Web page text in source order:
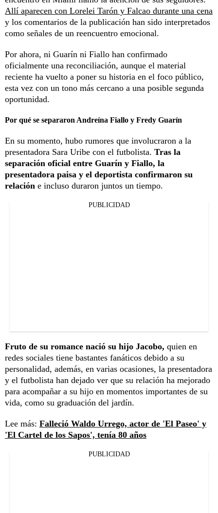
Allí aparecen con Lorelei Tarón y Falcao durante una cena
y los comentarios de la publicación han sido interpretados
como señales de un reencuentro emocional.
Por ahora, ni Guarín ni Fiallo han confirmado
oficialmente una reconciliación, aunque el material
reciente ha vuelto a poner su historia en el foco público,
esta vez con un tono más cercano a una posible segunda
oportunidad.
Por qué se separaron Andreína Fiallo y Fredy Guarín
En su momento, hubo rumores que involucraron a la
presentadora Sara Uribe con el futbolista. Tras la
separación oficial entre Guarín y Fiallo, la
presentadora paisa y el deportista confirmaron su
relación e incluso duraron juntos un tiempo.
PUBLICIDAD
Fruto de su romance nació su hijo Jacobo, quien en
redes sociales tiene bastantes fanáticos debido a su
personalidad, además, en varias ocasiones, la presentadora
y el futbolista han dejado ver que su relación ha mejorado
para acompañar a su hijo en momentos importantes de su
vida, como su graduación del jardín.
Lee más: Falleció Waldo Urrego, actor de 'El Paseo' y
'El Cartel de los Sapos', tenía 80 años
PUBLICIDAD